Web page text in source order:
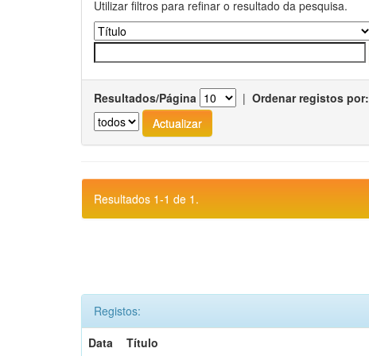
Utilizar filtros para refinar o resultado da pesquisa.
Resultados/Página | Ordenar registos por:
Resultados 1-1 de 1.
Registos:
Data
Título